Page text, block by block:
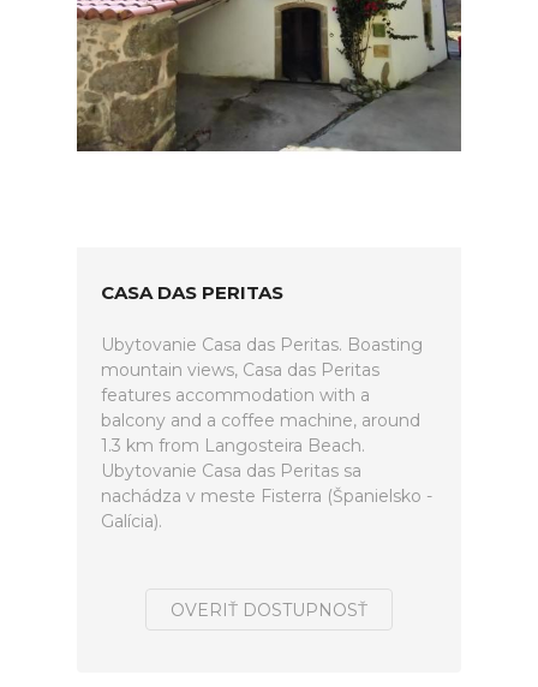
CASA DAS PERITAS
Ubytovanie Casa das Peritas. Boasting
mountain views, Casa das Peritas
features accommodation with a
balcony and a coffee machine, around
1.3 km from Langosteira Beach.
Ubytovanie Casa das Peritas sa
nachádza v meste Fisterra (Španielsko -
Galícia).
OVERIŤ DOSTUPNOSŤ